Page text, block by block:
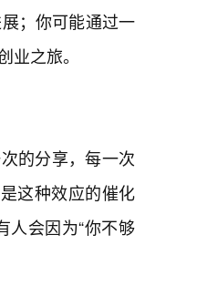
；你可能通过一
之旅。
的分享，每一次
这种效应的催化
人会因为“你不够